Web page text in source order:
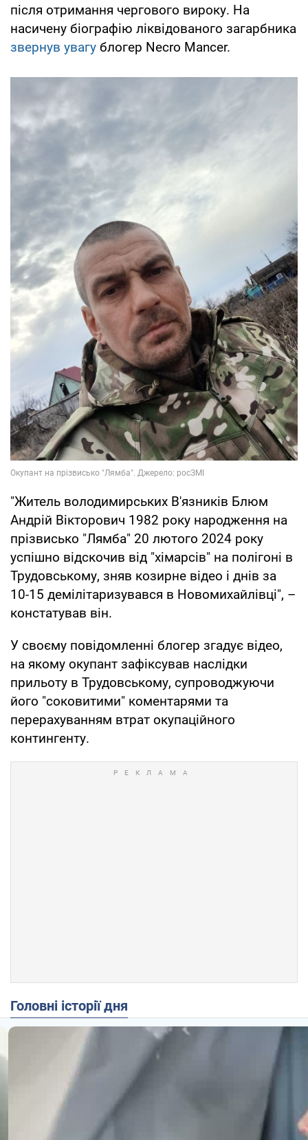
після отримання чергового вироку. На
насичену біографію ліквідованого загарбника
звернув увагу блогер Necro Mancer.
"Житель володимирських В'язників Блюм
Андрій Вікторович 1982 року народження на
прізвисько "Лямба" 20 лютого 2024 року
успішно відскочив від "хімарсів" на полігоні в
Трудовському, зняв козирне відео і днів за
10-15 демілітаризувався в Новомихайлівці", –
констатував він.
У своєму повідомленні блогер згадує відео,
на якому окупант зафіксував наслідки
прильоту в Трудовському, супроводжуючи
його "соковитими" коментарями та
перерахуванням втрат окупаційного
контингенту.
Головні історії дня